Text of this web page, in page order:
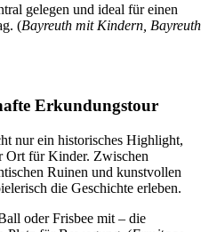
gelegen und ideal für einen
(Bayreuth mit Kindern, Bayreuth
Erkundungstour
nur ein historisches Highlight,
Ort für Kinder. Zwischen
Ruinen und kunstvollen
die Geschichte erleben.
oder Frisbee mit – die